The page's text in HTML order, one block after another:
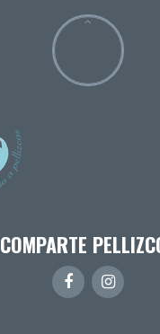
COMPARTE